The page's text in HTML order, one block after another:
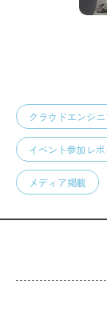
クラウドエンジニ
イベント参加レポ
メディア掲載